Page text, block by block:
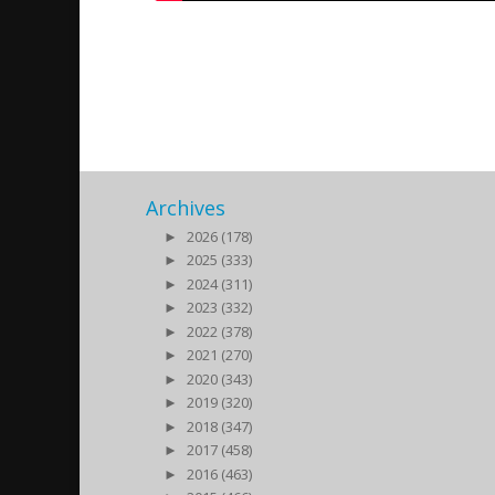
Archives
►
2026 (178)
►
2025 (333)
►
2024 (311)
►
2023 (332)
►
2022 (378)
►
2021 (270)
►
2020 (343)
►
2019 (320)
►
2018 (347)
►
2017 (458)
►
2016 (463)